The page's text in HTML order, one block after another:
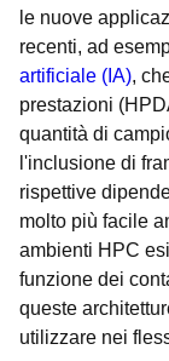
le nuove
recenti, ad
artificiale (IA),
prestazioni
quantità di
l'inclusione di
rispettive
molto più facile
ambienti HPC
funzione dei
queste
utilizzare nei